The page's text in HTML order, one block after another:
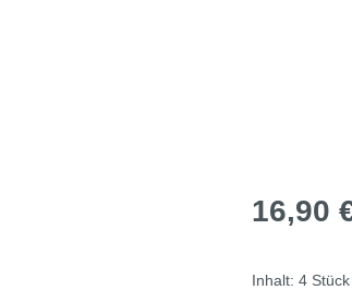
Regulärer
16,90
Inhalt: 4